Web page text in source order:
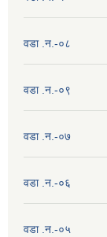
वडा .न.-०८
वडा .न.-०९
वडा .न.-०७
वडा .न.-०६
वडा .न.-०५